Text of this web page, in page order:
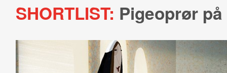
SHORTLIST: Pigeoprør